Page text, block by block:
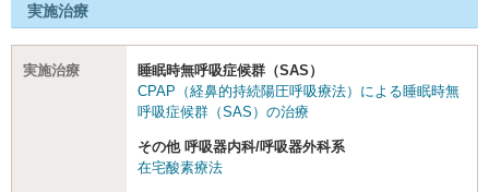
実施治療
実施治療
睡眠時無呼吸症候群（SAS）
CPAP（経鼻的持続陽圧呼吸療法）による睡眠時無
呼吸症候群（SAS）の治療
その他 呼吸器内科/呼吸器外科系
在宅酸素療法